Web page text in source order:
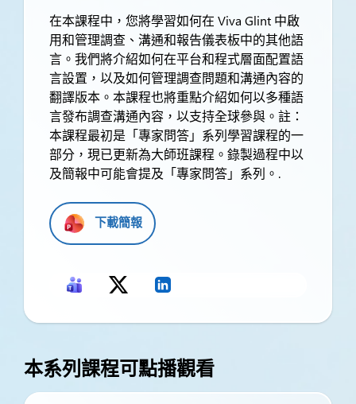
在本課程中，您將學習如何在 Viva Glint 中啟
用和管理調查、溝通和報告儀表板中的其他語
言。我們將介紹如何在平台和程式層面配置語
言設置，以及如何管理調查問題和溝通內容的
翻譯版本。本課程也將重點介紹如何以多種語
言發布調查溝通內容，以支持全球參與。註：
本課程最初是「專家問答」系列學習課程的一
部分，現已更新為大師班課程。錄製過程中以
及簡報中可能會提及「專家問答」系列。.
下載簡報
本系列課程可點播觀看